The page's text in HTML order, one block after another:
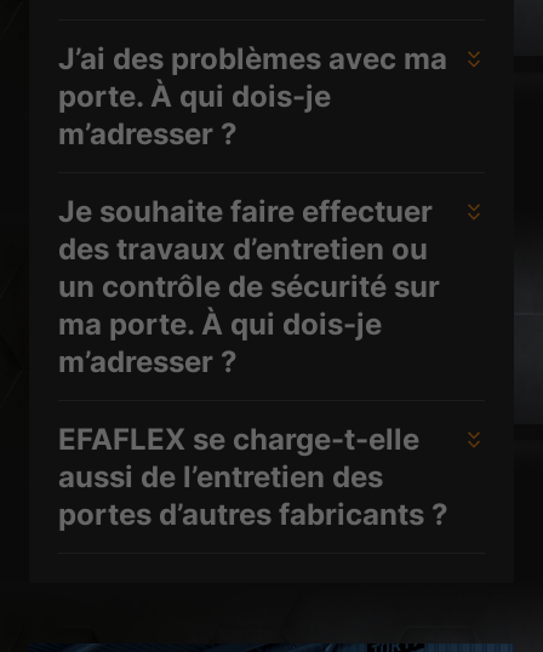
J’ai des problèmes avec ma
porte. À qui dois-je
m’adresser ?
Je souhaite faire effectuer
des travaux d’entretien ou
un contrôle de sécurité sur
ma porte. À qui dois-je
m’adresser ?
EFAFLEX se charge-t-elle
aussi de l’entretien des
portes d’autres fabricants ?